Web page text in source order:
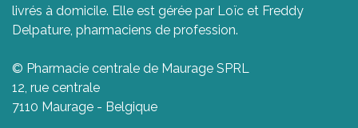
livrés à domicile. Elle est gérée par Loïc et Freddy
Delpature, pharmaciens de profession.
© Pharmacie centrale de Maurage SPRL
12, rue centrale
7110 Maurage - Belgique